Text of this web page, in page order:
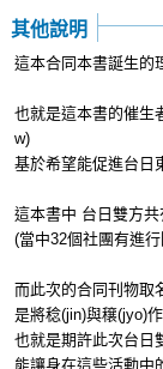
其他說明
這本合同本書誕生的
也就是這本書的催生
w)
基於希望能促進台日
這本書中 台日雙方
(當中32個社團有進
而此次的合同刊物取
是將稔(jin)與穣(jyo)
也就是期許此次台日
能讓身在這些活動中